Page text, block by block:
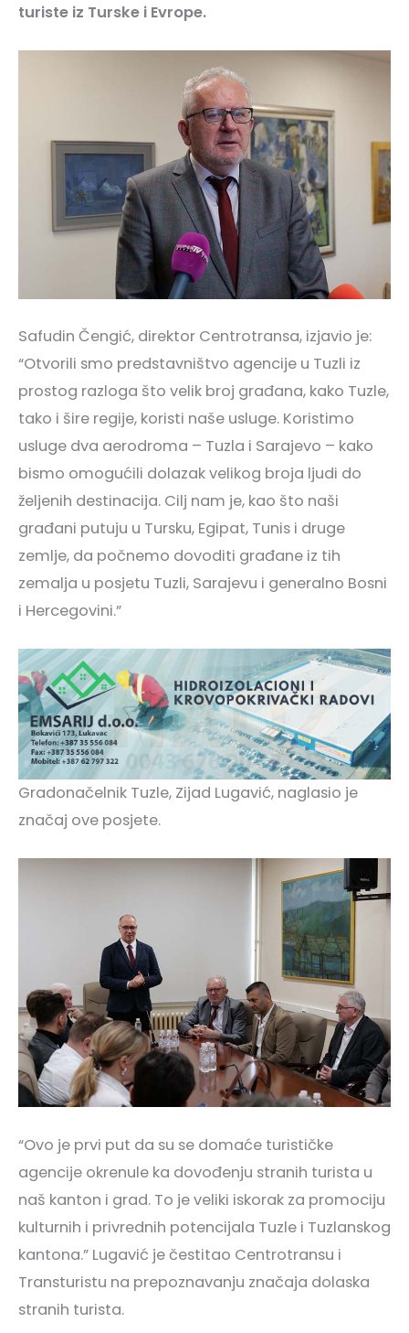
turiste iz Turske i Evrope.
Safudin Čengić, direktor Centrotransa, izjavio je:
“Otvorili smo predstavništvo agencije u Tuzli iz
prostog razloga što velik broj građana, kako Tuzle,
tako i šire regije, koristi naše usluge. Koristimo
usluge dva aerodroma – Tuzla i Sarajevo – kako
bismo omogućili dolazak velikog broja ljudi do
željenih destinacija. Cilj nam je, kao što naši
građani putuju u Tursku, Egipat, Tunis i druge
zemlje, da počnemo dovoditi građane iz tih
zemalja u posjetu Tuzli, Sarajevu i generalno Bosni
i Hercegovini.”
Gradonačelnik Tuzle, Zijad Lugavić, naglasio je
značaj ove posjete.
“Ovo je prvi put da su se domaće turističke
agencije okrenule ka dovođenju stranih turista u
naš kanton i grad. To je veliki iskorak za promociju
kulturnih i privrednih potencijala Tuzle i Tuzlanskog
kantona.” Lugavić je čestitao Centrotransu i
Transturistu na prepoznavanju značaja dolaska
stranih turista.